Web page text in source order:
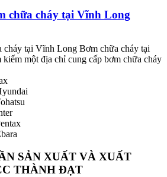
chữa cháy tại Vĩnh Long
cháy tại Vĩnh Long Bơm chữa cháy tại
một địa chỉ cung cấp bơm chữa cháy
SẢN XUẤT VÀ XUẤT
THÀNH ĐẠT